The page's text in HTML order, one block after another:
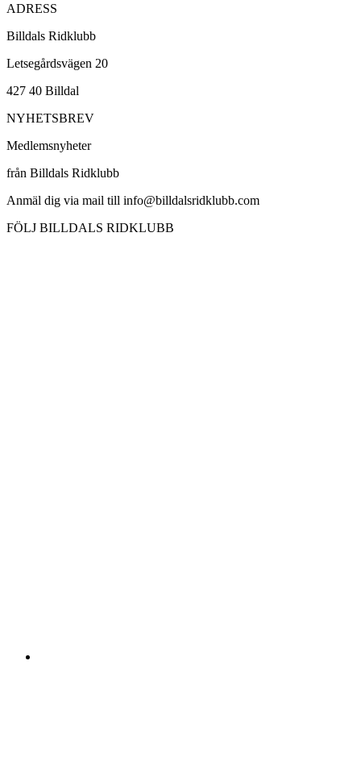
ADRESS
Billdals Ridklubb
Letsegårdsvägen 20
427 40 Billdal
NYHETSBREV
Medlemsnyheter
från Billdals Ridklubb
Anmäl dig via mail till info@billdalsridklubb.com
FÖLJ BILLDALS RIDKLUBB